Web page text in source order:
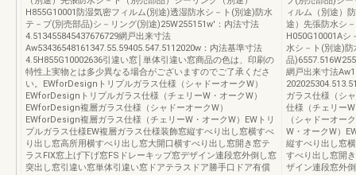
H855G10001防湿気密フィルム(別途)透湿防水シ－ト(別途)防水
テ－プ(別売部品)シ－リング(別途)25W255151w'：内法寸法
4.513455845437676729網戸出来寸法
Aw53436548161347.55.59405.547.5112020w：内法基準寸法
4.5H855G10002636引違い窓│単体引違い窓商品の色は、印刷の
特性上実物とは多少異なる場合がございますのでご了承くださ
い。EWforDesignトリプルガラス仕様（シャドーオークW）
EWforDesignトリプルガラス仕様（チェリーW・オークW）
EWforDesign複層ガラス仕様（シャドーオークW）
EWforDesign複層ガラス仕様（チェリーW・オークW）EWトリ
プルガラス仕様EW複層ガラス仕様装飾窓縦すべり出し窓横すべ
り出し窓高所用横すべり出し窓大開口横すべり出し窓開き窓テ
ラスFIX窓上げ下げ窓FSドレーキップ窓デザイン連段窓外倒し窓
突出し窓引違い窓単体引違い窓ドアテラスドア勝手口ドア有償
ィルム（別途）
途）先張防水シ
H050G10001A
水シ－ト(別途)
品
網戸出来寸法
ガラス仕様（シ
仕様（チェリー
（シャドーオー
W・オークW）
縦すべり出し窓
すべり出し窓開
ザイン連段窓外